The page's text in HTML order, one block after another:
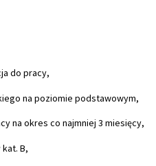
do pracy,
na poziomie podstawowym,
na okres co najmniej 3 miesięcy,
B,